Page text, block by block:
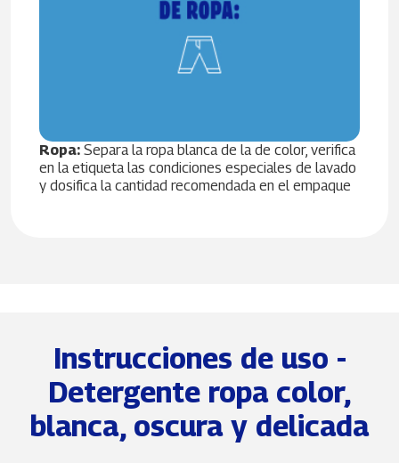
Ropa: Separa la ropa blanca de la de color, verifica
en la etiqueta las condiciones especiales de lavado
y dosifica la cantidad recomendada en el empaque
Instrucciones de uso -
Detergente ropa color,
blanca, oscura y delicada